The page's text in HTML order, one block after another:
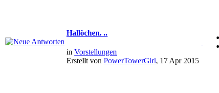
Hallöchen. ..
in Vorstellungen
Erstellt von PowerTowerGirl, 17 Apr 2015